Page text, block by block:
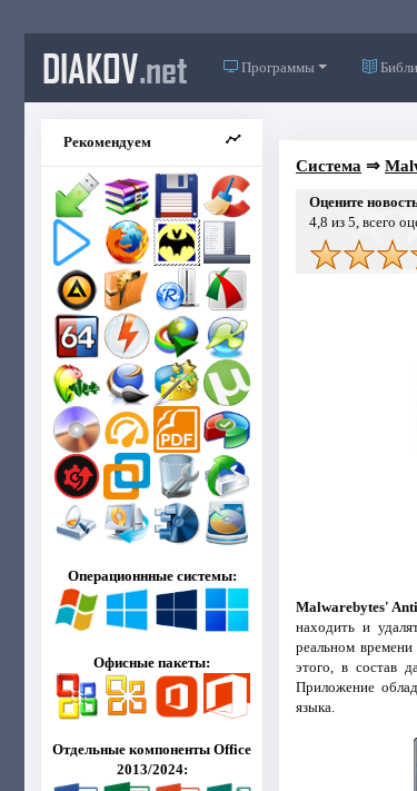
DIAKOV.net Программы
Рекомендуем
Операционнные системы:
Офисные пакеты:
Отдельные компоненты Office
2013/2024:
Система ⇒
Оцените
4,8 из 5, всего
Malwarebytes'
находить и
реальном
этого, в состав
Приложение
языка.